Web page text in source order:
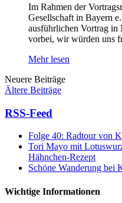
Im Rahmen der
Gesellschaft in Bayern
ausführlichen Vortrag in
vorbei, wir würden uns
Mehr lesen
Neuere Beiträge
Ältere Beiträge
RSS-Feed
Folge 40: Radtour von
Tori Mayo mit
Hähnchen-Rezept
Schöne Wanderung bei
Wichtige Informationen